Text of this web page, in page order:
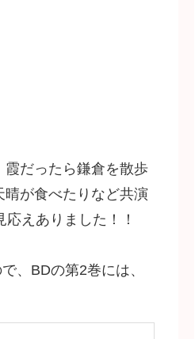
だったら鎌倉を散歩
が食べたりなど共演
えありました！！
、BDの第2巻には、